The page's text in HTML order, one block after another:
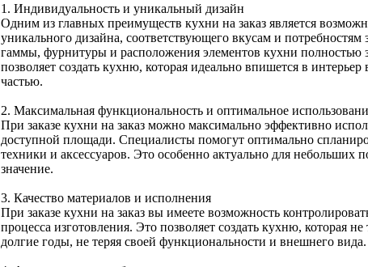
1. Индивидуальность и уникальный дизайн
Одним из главных преимуществ кухни на заказ является
уникального дизайна, соответствующего вкусам и
гаммы, фурнитуры и расположения элементов кухни полностью
позволяет создать кухню, которая идеально впишется в
частью.
2. Максимальная функциональность и оптимальное
При заказе кухни на заказ можно максимально эффективно
доступной площади. Специалисты помогут оптимально
техники и аксессуаров. Это особенно актуально для
значение.
3. Качество материалов и исполнения
При заказе кухни на заказ вы имеете возможность
процесса изготовления. Это позволяет создать кухню, которая
долгие годы, не теряя своей функциональности и внешнего вида.